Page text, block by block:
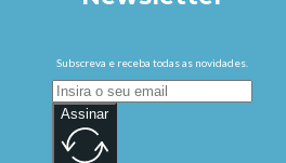
Subscreva e receba todas as novidades.
Assinar